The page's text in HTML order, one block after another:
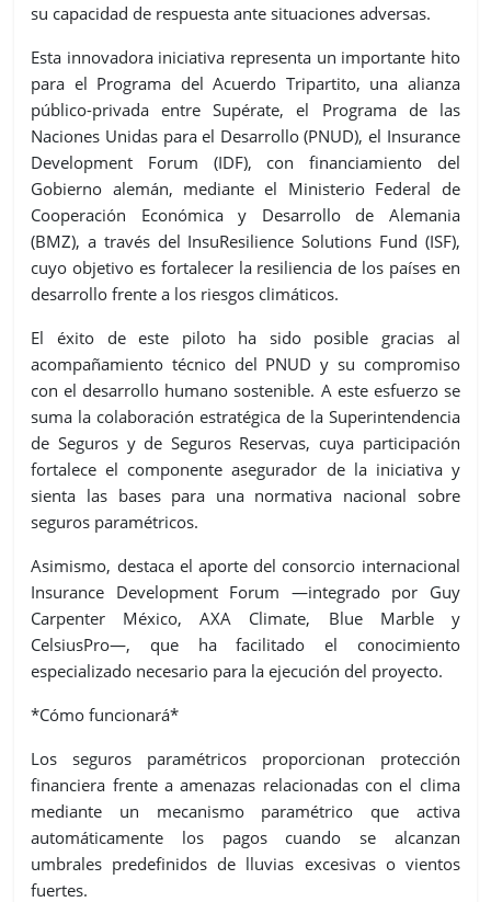
su capacidad de respuesta ante situaciones adversas.
Esta innovadora iniciativa representa un importante hito
para el Programa del Acuerdo Tripartito, una alianza
público-privada entre Supérate, el Programa de las
Naciones Unidas para el Desarrollo (PNUD), el Insurance
Development Forum (IDF), con financiamiento del
Gobierno alemán, mediante el Ministerio Federal de
Cooperación Económica y Desarrollo de Alemania
(BMZ), a través del InsuResilience Solutions Fund (ISF),
cuyo objetivo es fortalecer la resiliencia de los países en
desarrollo frente a los riesgos climáticos.
El éxito de este piloto ha sido posible gracias al
acompañamiento técnico del PNUD y su compromiso
con el desarrollo humano sostenible. A este esfuerzo se
suma la colaboración estratégica de la Superintendencia
de Seguros y de Seguros Reservas, cuya participación
fortalece el componente asegurador de la iniciativa y
sienta las bases para una normativa nacional sobre
seguros paramétricos.
Asimismo, destaca el aporte del consorcio internacional
Insurance Development Forum —integrado por Guy
Carpenter México, AXA Climate, Blue Marble y
CelsiusPro—, que ha facilitado el conocimiento
especializado necesario para la ejecución del proyecto.
*Cómo funcionará*
Los seguros paramétricos proporcionan protección
financiera frente a amenazas relacionadas con el clima
mediante un mecanismo paramétrico que activa
automáticamente los pagos cuando se alcanzan
umbrales predefinidos de lluvias excesivas o vientos
fuertes.